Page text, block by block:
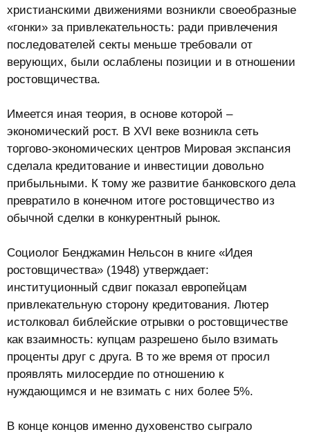
христианскими движениями возникли своеобразные
«гонки» за привлекательность: ради привлечения
последователей секты меньше требовали от
верующих, были ослаблены позиции и в отношении
ростовщичества.
Имеется иная теория, в основе которой –
экономический рост. В XVI веке возникла сеть
торгово-экономических центров Мировая экспансия
сделала кредитование и инвестиции довольно
прибыльными. К тому же развитие банковского дела
превратило в конечном итоге ростовщичество из
обычной сделки в конкурентный рынок.
Социолог Бенджамин Нельсон в книге «Идея
ростовщичества» (1948) утверждает:
институционный сдвиг показал европейцам
привлекательную сторону кредитования. Лютер
истолковал библейские отрывки о ростовщичестве
как взаимность: купцам разрешено было взимать
проценты друг с друга. В то же время от просил
проявлять милосердие по отношению к
нуждающимся и не взимать с них более 5%.
В конце концов именно духовенство сыграло